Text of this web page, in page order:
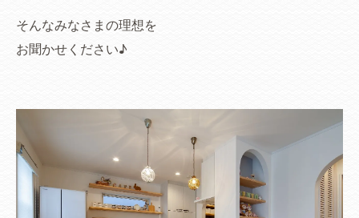
そんなみなさまの理想を
お聞かせください♪